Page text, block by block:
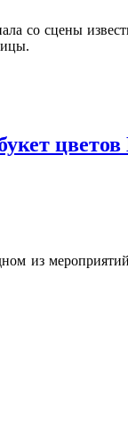
со сцены
из